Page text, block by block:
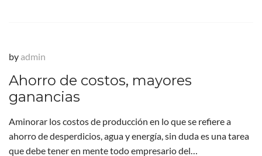
by admin
Ahorro de costos, mayores
ganancias
Aminorar los costos de producción en lo que se refiere a
ahorro de desperdicios, agua y energía, sin duda es una tarea
que debe tener en mente todo empresario del…